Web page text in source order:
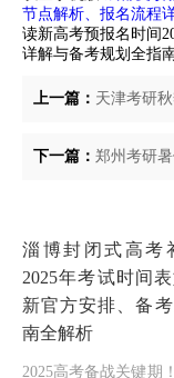
节点解析、报名流程
读新高考预报名时间
详解与备考规划全指
上一篇： 天津考研
下一篇： 郑州考研
淄博封闭式高考
2025年考试时间
新官方安排、备
南全解析
2025高考备战关键期